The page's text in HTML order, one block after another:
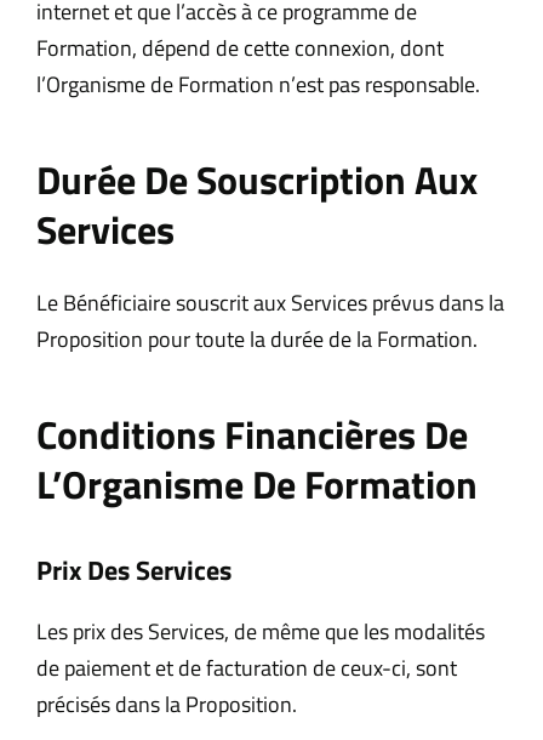
internet et que l’accès à ce programme de
Formation, dépend de cette connexion, dont
l’Organisme de Formation n’est pas responsable.
Durée De Souscription Aux
Services
Le Bénéficiaire souscrit aux Services prévus dans la
Proposition pour toute la durée de la Formation.
Conditions Financières De
L’Organisme De Formation
Prix Des Services
Les prix des Services, de même que les modalités
de paiement et de facturation de ceux-ci, sont
précisés dans la Proposition.